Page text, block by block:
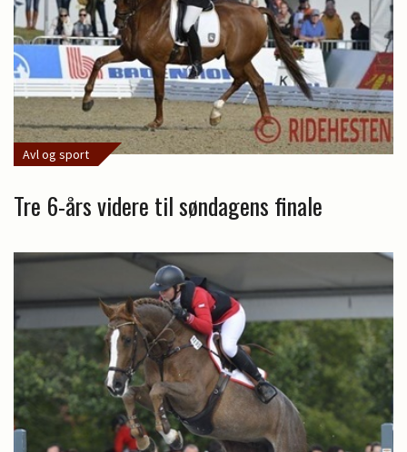
Avl og sport
Tre 6-års videre til søndagens finale